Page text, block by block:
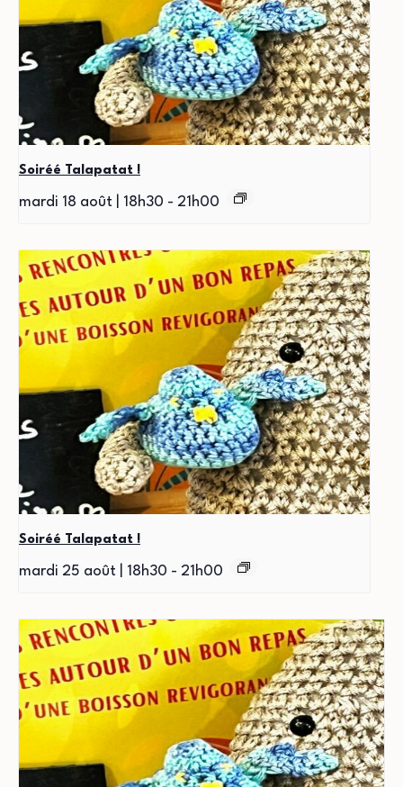
Soiréé Talapatat !
mardi 18 août | 18h30 - 21h00
Soiréé Talapatat !
mardi 25 août | 18h30 - 21h00